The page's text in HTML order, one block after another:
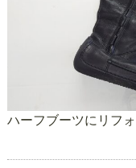
ハーフブーツにリフォ